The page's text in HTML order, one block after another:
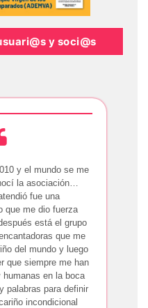
y soci@s
y el mundo se me
la asociación…
fue una
que me dio fuerza
está el grupo
que me
del mundo y luego
que siempre me han
en la boca
palabras para definir
incondicional